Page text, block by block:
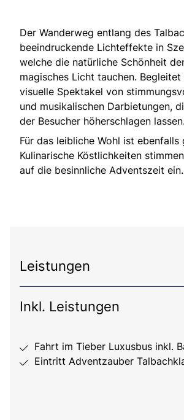
Der Wanderweg entlang des
beeindruckende Lichteffekte in
welche die natürliche Schönheit
magisches Licht tauchen.
visuelle Spektakel von
und musikalischen Darbietungen,
der Besucher höherschlagen lassen.
Für das leibliche Wohl ist ebenfalls
Kulinarische Köstlichkeiten
auf die besinnliche Adventszeit ein.
Leistungen
Inkl. Leistungen
Fahrt im Tieber Luxusbus inkl.
Eintritt Adventzauber